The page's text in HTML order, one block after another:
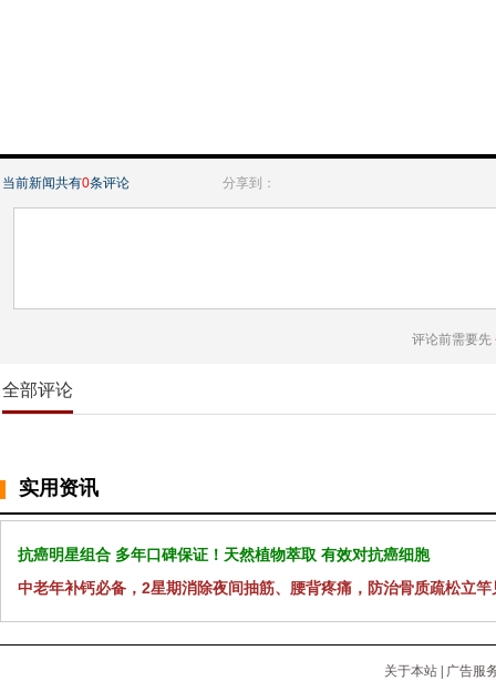
当前新闻共有0条评论 分享到：
评论前需要先
全部评论
实用资讯
抗癌明星组合 多年口碑保证！天然植物萃取 有效对抗癌细胞
中老年补钙必备，2星期消除夜间抽筋、腰背疼痛，防治骨质疏松立竿
关于本站
广告服